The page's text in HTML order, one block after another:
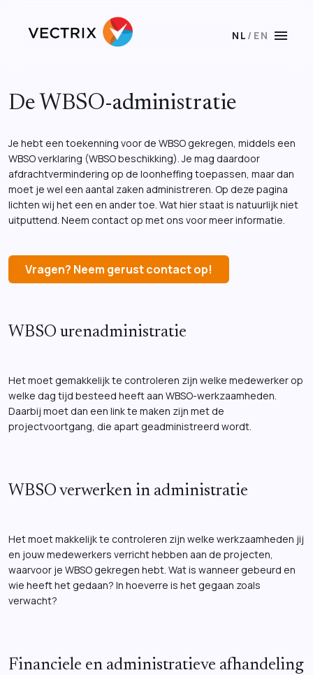
NL / EN menu
De WBSO-administratie
Je hebt een toekenning voor de WBSO gekregen, middels een
WBSO verklaring (WBSO beschikking). Je mag daardoor
afdrachtvermindering op de loonheffing toepassen, maar dan
moet je wel een aantal zaken administreren. Op deze pagina
lichten wij het een en ander toe. Wat hier staat is natuurlijk niet
uitputtend. Neem contact op met ons voor meer informatie.
Vragen? Neem gerust contact op!
WBSO urenadministratie
Het moet gemakkelijk te controleren zijn welke medewerker op
welke dag tijd besteed heeft aan WBSO-werkzaamheden.
Daarbij moet dan een link te maken zijn met de
projectvoortgang, die apart geadministreerd wordt.
WBSO verwerken in administratie
Het moet makkelijk te controleren zijn welke werkzaamheden jij
en jouw medewerkers verricht hebben aan de projecten,
waarvoor je WBSO gekregen hebt. Wat is wanneer gebeurd en
wie heeft het gedaan? In hoeverre is het gegaan zoals
verwacht?
Financiele en administratieve afhandeling